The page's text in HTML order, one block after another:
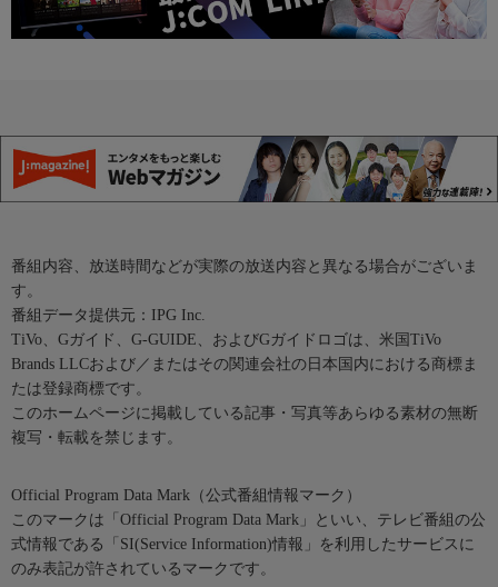
番組内容、放送時間などが実際の放送内容と異なる場合がございま
す。
番組データ提供元：IPG Inc.
TiVo、Gガイド、G-GUIDE、およびGガイドロゴは、米国TiVo
Brands LLCおよび／またはその関連会社の日本国内における商標ま
たは登録商標です。
このホームページに掲載している記事・写真等あらゆる素材の無断
複写・転載を禁じます。
Official Program Data Mark（公式番組情報マーク）
このマークは「Official Program Data Mark」といい、テレビ番組の公
式情報である「SI(Service Information)情報」を利用したサービスに
のみ表記が許されているマークです。